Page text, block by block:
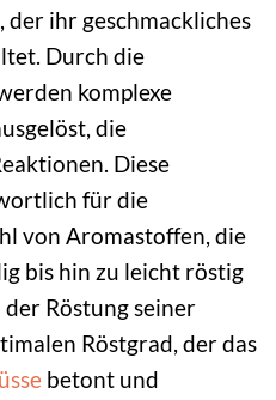
der ihr geschmackliches
Durch die
komplexe
die
Diese
für die
von Aromastoffen, die
bis hin zu leicht röstig
Röstung seiner
Röstgrad, der das
betont und